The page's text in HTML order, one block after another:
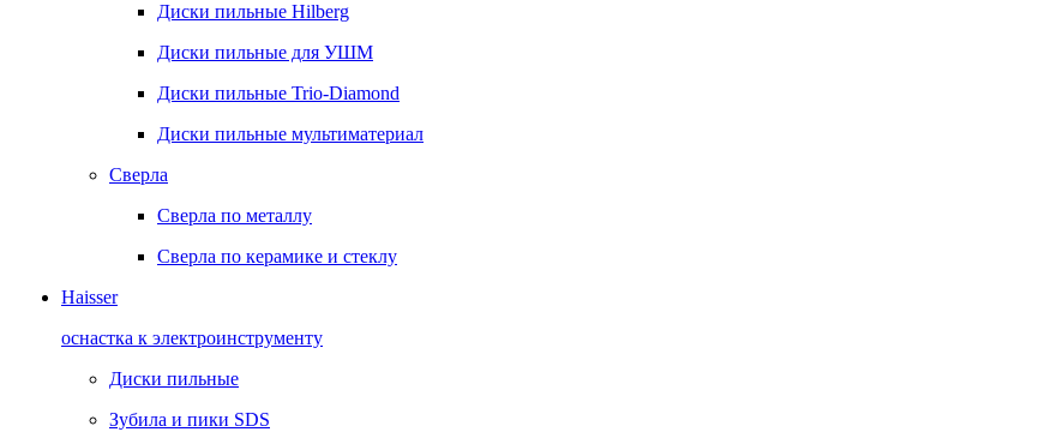
Диски пильные Hilberg
Диски пильные для УШМ
Диски пильные Trio-Diamond
Диски пильные мультиматериал
Сверла
Сверла по металлу
Сверла по керамике и стеклу
Haisser
оснастка к электроинструменту
Диски пильные
Зубила и пики SDS